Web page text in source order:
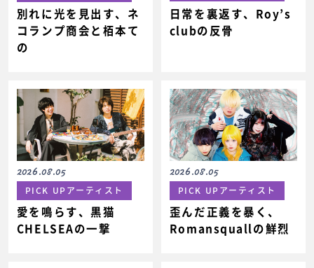
別れに光を見出す、ネ
コランプ商会と栢本て
の
日常を裏返す、Roy’s
clubの反骨
2026.08.05
PICK UPアーティスト
愛を鳴らす、黒猫
CHELSEAの一撃
2026.08.05
PICK UPアーティスト
歪んだ正義を暴く、
Romansquallの鮮烈